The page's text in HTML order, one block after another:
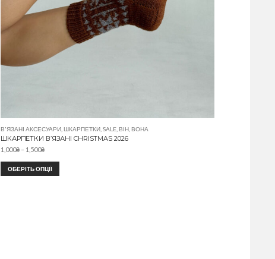
В'ЯЗАНІ АКСЕСУАРИ, ШКАРПЕТКИ, SALE, ВІН, ВОНА
ШКАРПЕТКИ В’ЯЗАНІ CHRISTMAS 2026
1,000₴– 1,500₴
ОБЕРІТЬ ОПЦІЇ